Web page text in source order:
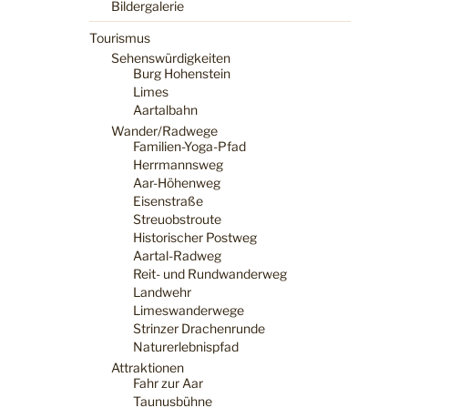
Bildergalerie
Tourismus
Sehenswürdigkeiten
Burg Hohenstein
Limes
Aartalbahn
Wander/Radwege
Familien-Yoga-Pfad
Herrmannsweg
Aar-Höhenweg
Eisenstraße
Streuobstroute
Historischer Postweg
Aartal-Radweg
Reit- und Rundwanderweg
Landwehr
Limeswanderwege
Strinzer Drachenrunde
Naturerlebnispfad
Attraktionen
Fahr zur Aar
Taunusbühne